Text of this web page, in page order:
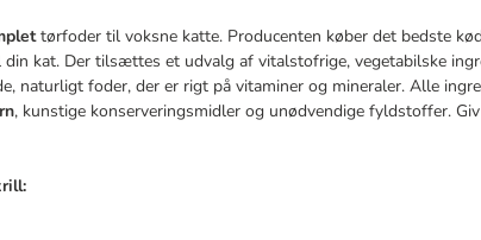
tørfoder til voksne katte. Producenten køber det bedste
kat. Der tilsættes et udvalg af vitalstofrige, vegetabilske
naturligt foder, der er rigt på vitaminer og mineraler. Alle
, kunstige konserveringsmidler og unødvendige fyldstoffer.